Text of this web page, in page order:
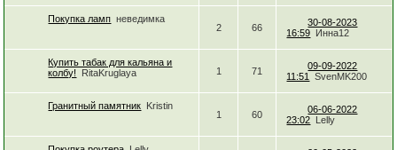
Покупка ламп неведимка
2
66
30-08-2023
16:59 Инна12
Купить табак для кальяна и
колбу!
RitaKruglaya 1 71
09-09-2022
11:51
SvenMK200
Гранитный памятник Kristin
1
60
06-06-2022
23:02 Lelly